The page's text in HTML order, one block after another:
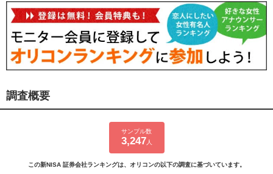
調査概要
サンプル数
3,247 人
この新NISA 証券会社ランキングは、オリコンの以下の調査に基づいています。